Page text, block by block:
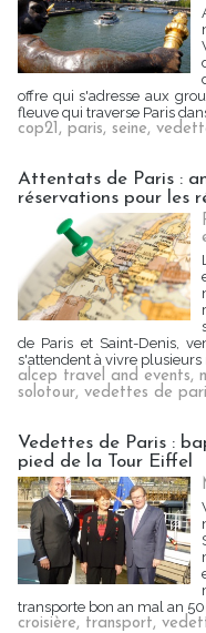
offre qui s'adresse aux
fleuve qui traverse Paris
cop21, paris, seine,
Attentats de Paris :
réservations pour les
de Paris et Saint-Denis,
s'attendent à vivre plusieurs
alcep travel and events,
solotour, vedettes de
Vedettes de Paris :
pied de la Tour Eiffel
transporte bon an mal an
croisière, transport,